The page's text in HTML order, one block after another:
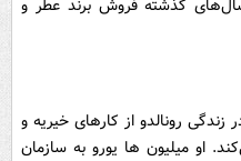
گذشته فروش برند عطر و
رونالدو از کارهای خیریه و
او میلیون ها یورو به سازمان